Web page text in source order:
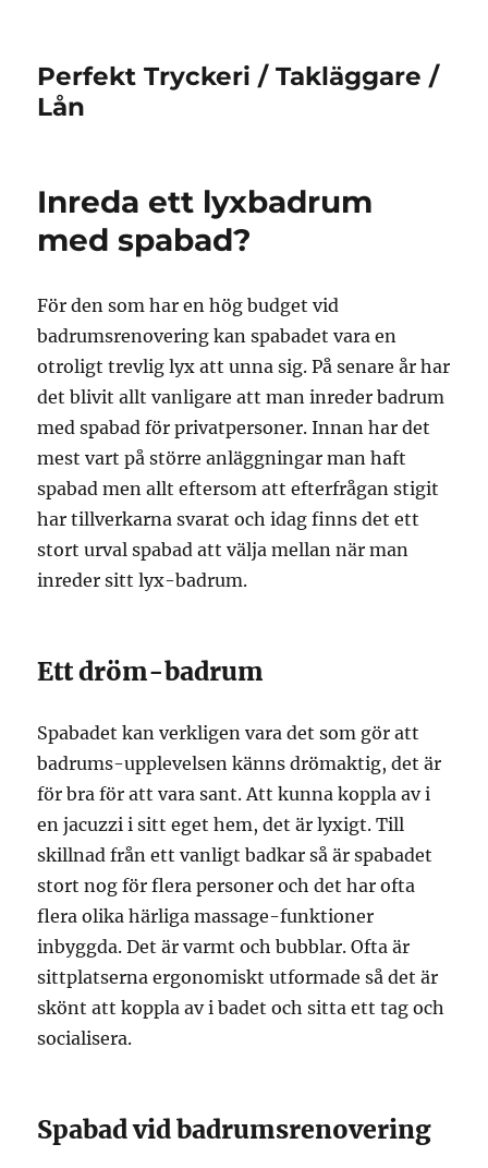
Perfekt Tryckeri / Takläggare /
Lån
Inreda ett lyxbadrum
med spabad?
För den som har en hög budget vid
badrumsrenovering kan spabadet vara en
otroligt trevlig lyx att unna sig. På senare år har
det blivit allt vanligare att man inreder badrum
med spabad för privatpersoner. Innan har det
mest vart på större anläggningar man haft
spabad men allt eftersom att efterfrågan stigit
har tillverkarna svarat och idag finns det ett
stort urval spabad att välja mellan när man
inreder sitt lyx-badrum.
Ett dröm-badrum
Spabadet kan verkligen vara det som gör att
badrums-upplevelsen känns drömaktig, det är
för bra för att vara sant. Att kunna koppla av i
en jacuzzi i sitt eget hem, det är lyxigt. Till
skillnad från ett vanligt badkar så är spabadet
stort nog för flera personer och det har ofta
flera olika härliga massage-funktioner
inbyggda. Det är varmt och bubblar. Ofta är
sittplatserna ergonomiskt utformade så det är
skönt att koppla av i badet och sitta ett tag och
socialisera.
Spabad vid badrumsrenovering